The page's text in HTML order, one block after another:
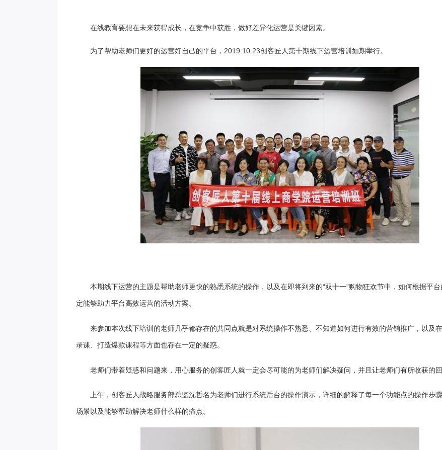
在线教育要想在未来获得成长，在竞争中获胜，做好差异化运营是关键因素。
为了帮助老师们更好的运营好自己的平台，2019.10.23创客匠人第十期线下运营培训如期举行。
本期线下运营的主题是帮助老师更快的熟悉系统的操作，以及在即将到来的“双十一”购物狂欢节中，如何根据平台
定能够助力平台高效运营的活动方案。
来参加本次线下培训的老师几乎都存在的共同点就是对系统操作不熟悉、不知道如何进行有效的营销推广，以及在
录课、打造爆款课程等方面也存在一定的疑惑。
老师们带着疑惑和问题来，用心服务的创客匠人就一定会尽可能的为老师们解决疑问，并且让老师们有所收获的回
上午，创客匠人战略服务部总监沈哲名为老师们进行系统后台的操作演示，详细的解释了每一个功能点的操作步
场景以及能够帮助解决老师什么样的痛点。